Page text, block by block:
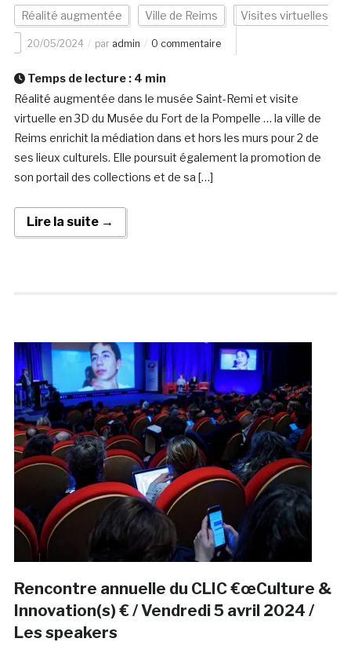
Réalité augmentée Ville de Reims Visites virtuelles
20/05/2024 par admin 0 commentaire
Temps de lecture : 4 min
Réalité augmentée dans le musée Saint-Remi et visite
virtuelle en 3D du Musée du Fort de la Pompelle … la ville de
Reims enrichit la médiation dans et hors les murs pour 2 de
ses lieux culturels. Elle poursuit également la promotion de
son portail des collections et de sa […]
Lire la suite →
Rencontre annuelle du CLIC €œCulture &
Innovation(s) € / Vendredi 5 avril 2024 /
Les speakers